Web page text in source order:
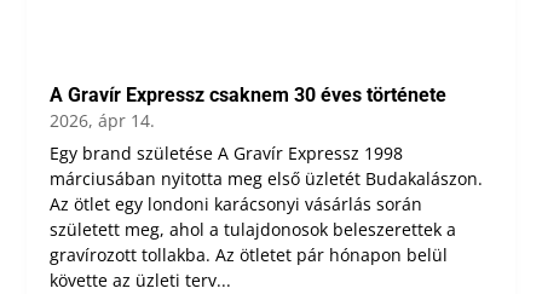
A Gravír Expressz csaknem 30 éves története
2026, ápr 14.
Egy brand születése A Gravír Expressz 1998
márciusában nyitotta meg első üzletét Budakalászon.
Az ötlet egy londoni karácsonyi vásárlás során
született meg, ahol a tulajdonosok beleszerettek a
gravírozott tollakba. Az ötletet pár hónapon belül
követte az üzleti terv...